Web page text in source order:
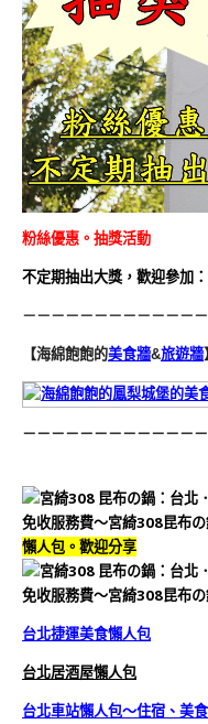
粉絲優惠。抽獎活動
不定期抽出大獎，歡迎參加：
－－－－－－－－－－－－
【海綿飽飽的美食牆&旅遊牆
－－－－－－－－－－－－
懶人包。歡迎分享
台北捷運美食懶人包
台北居酒屋懶人包
台北車站懶人包～住宿、美